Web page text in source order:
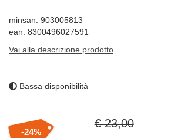
minsan: 903005813
ean: 8300496027591
Vai alla descrizione prodotto
Bassa disponibilità
Sconto
24%
€ 23,00